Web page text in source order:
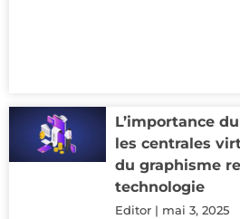
L’importance
les centrales
du graphisme
technologie
Editor mai 3, 2025